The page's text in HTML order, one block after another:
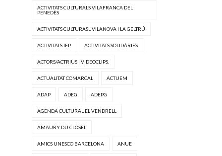
ACTIVITATS CULTURALS VILAFRANCA DEL
PENEDÈS
ACTIVITATS CULTURASL VILANOVA I LA GELTRÚ
ACTIVITATS IEP ACTIVITATS SOLIDÀRIES
ACTORS/ACTRIUS I VIDEOCLIPS.
ACTUALITAT COMARCAL ACTUEM
ADAP ADEG ADEPG
AGENDA CULTURAL EL VENDRELL
AMAURY DU CLOSEL
AMICS UNESCO BARCELONA ANUE